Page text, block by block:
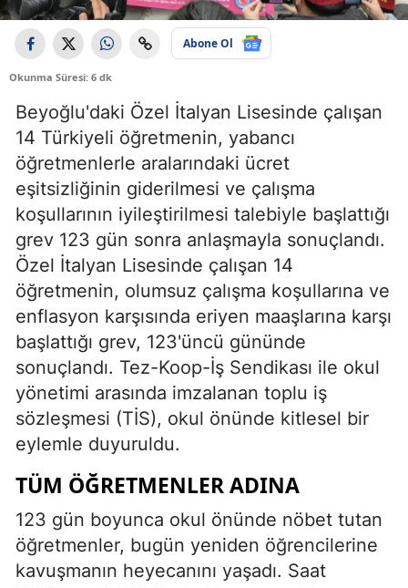
Abone Ol
Okunma Süresi: 6 dk
Beyoğlu'daki Özel İtalyan Lisesinde çalışan
14 Türkiyeli öğretmenin, yabancı
öğretmenlerle aralarındaki ücret
eşitsizliğinin giderilmesi ve çalışma
koşullarının iyileştirilmesi talebiyle başlattığı
grev 123 gün sonra anlaşmayla sonuçlandı.
Özel İtalyan Lisesinde çalışan 14
öğretmenin, olumsuz çalışma koşullarına ve
enflasyon karşısında eriyen maaşlarına karşı
başlattığı grev, 123'üncü gününde
sonuçlandı. Tez-Koop-İş Sendikası ile okul
yönetimi arasında imzalanan toplu iş
sözleşmesi (TİS), okul önünde kitlesel bir
eylemle duyuruldu.
TÜM ÖĞRETMENLER ADINA
123 gün boyunca okul önünde nöbet tutan
öğretmenler, bugün yeniden öğrencilerine
kavuşmanın heyecanını yaşadı. Saat